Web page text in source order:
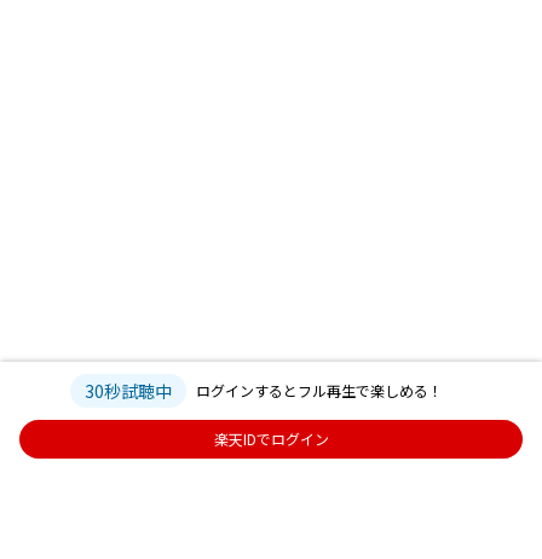
30秒試聴中 ログインするとフル再生で楽しめる！
楽天IDでログイン